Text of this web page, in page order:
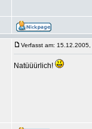
Verfasst am:
Natüüürlich!